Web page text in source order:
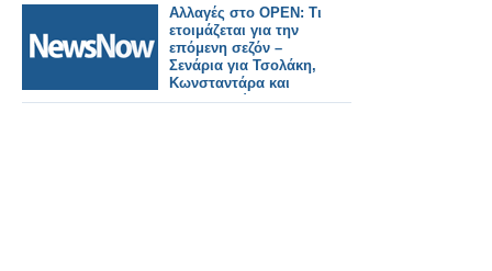
Αλλαγές στο OPEN: Τι
ετοιμάζεται για την
επόμενη σεζόν –
Σενάρια για Τσολάκη,
Κωνσταντάρα και
Κουσουλού